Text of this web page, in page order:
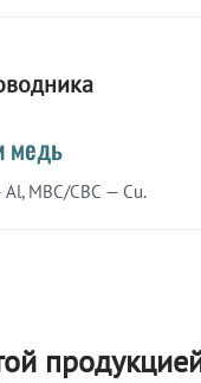
медь
МВС/СВС — Cu.